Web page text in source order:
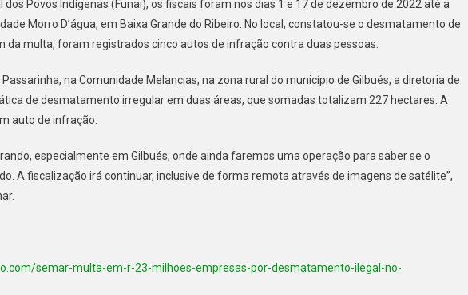
Povos Indígenas (Funai), os fiscais foram nos dias 1 e 17 de dezembro de 2022 até a
Morro D’água, em Baixa Grande do Ribeiro. No local, constatou-se o desmatamento de
da multa, foram registrados cinco autos de infração contra duas pessoas.
na Comunidade Melancias, na zona rural do município de Gilbués, a diretoria de
de desmatamento irregular em duas áreas, que somadas totalizam 227 hectares. A
auto de infração.
especialmente em Gilbués, onde ainda faremos uma operação para saber se o
A fiscalização irá continuar, inclusive de forma remota através de imagens de satélite”,
semar-multa-em-r-23-milhoes-empresas-por-desmatamento-ilegal-no-